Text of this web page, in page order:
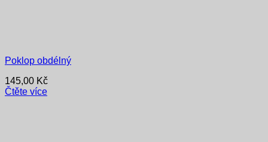
Poklop obdélný
145,00 Kč
Čtěte více